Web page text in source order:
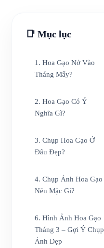
📑 Mục lục
1. Hoa Gạo Nở Vào
Tháng Mấy?
2. Hoa Gạo Có Ý
Nghĩa Gì?
3. Chụp Hoa Gạo Ở
Đâu Đẹp?
4. Chụp Ảnh Hoa Gạo
Nên Mặc Gì?
6. Hình Ảnh Hoa Gạo
Tháng 3 – Gợi Ý Chụp
Ảnh Đẹp